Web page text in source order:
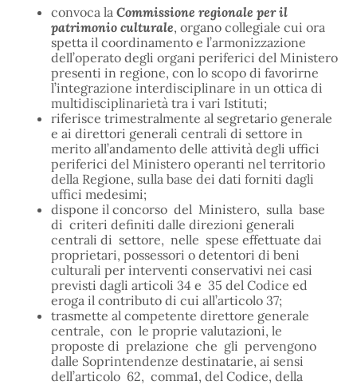
convoca la Commissione regionale per il
patrimonio culturale, organo collegiale cui ora
spetta il coordinamento e l’armonizzazione
dell’operato degli organi periferici del Ministero
presenti in regione, con lo scopo di favorirne
l’integrazione interdisciplinare in un ottica di
multidisciplinarietà tra i vari Istituti;
riferisce trimestralmente al segretario generale
e ai direttori generali centrali di settore in
merito all’andamento delle attività degli uffici
periferici del Ministero operanti nel territorio
della Regione, sulla base dei dati forniti dagli
uffici medesimi;
dispone il concorso del Ministero, sulla base
di criteri definiti dalle direzioni generali
centrali di settore, nelle spese effettuate dai
proprietari, possessori o detentori di beni
culturali per interventi conservativi nei casi
previsti dagli articoli 34 e 35 del Codice ed
eroga il contributo di cui all’articolo 37;
trasmette al competente direttore generale
centrale, con le proprie valutazioni, le
proposte di prelazione che gli pervengono
dalle Soprintendenze destinatarie, ai sensi
dell’articolo 62, comma1, del Codice, della